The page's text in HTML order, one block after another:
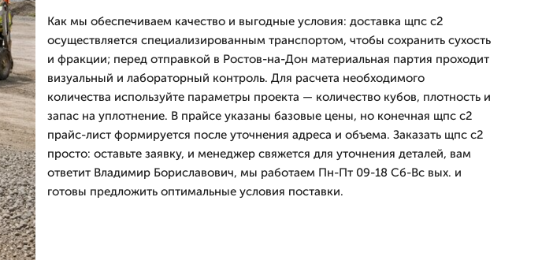
Как мы обеспечиваем качество и выгодные условия: доставка щпс с2
осуществляется специализированным транспортом, чтобы сохранить сухость
и фракции; перед отправкой в Ростов-на-Дон материальная партия проходит
визуальный и лабораторный контроль. Для расчета необходимого
количества используйте параметры проекта — количество кубов, плотность и
запас на уплотнение. В прайсе указаны базовые цены, но конечная щпс с2
прайс-лист формируется после уточнения адреса и объема. Заказать щпс с2
просто: оставьте заявку, и менеджер свяжется для уточнения деталей, вам
ответит Владимир Бориславович, мы работаем Пн-Пт 09-18 Сб-Вс вых. и
готовы предложить оптимальные условия поставки.